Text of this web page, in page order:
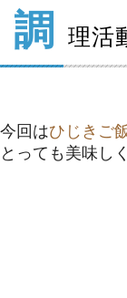
調 理活
今回はひじきご
とっても美味し